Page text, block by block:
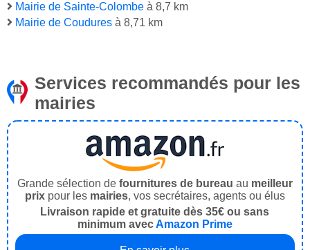
Mairie de Sainte-Colombe à 8,7 km
Mairie de Coudures à 8,71 km
Services recommandés pour les
mairies
Grande sélection de fournitures de bureau au meilleur
prix pour les mairies, vos secrétaires, agents ou élus
Livraison rapide et gratuite dès 35€ ou sans
minimum avecAmazon Prime